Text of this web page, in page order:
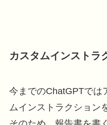
カスタムインストラ
今までのChatGPTでは
ムインストラクション